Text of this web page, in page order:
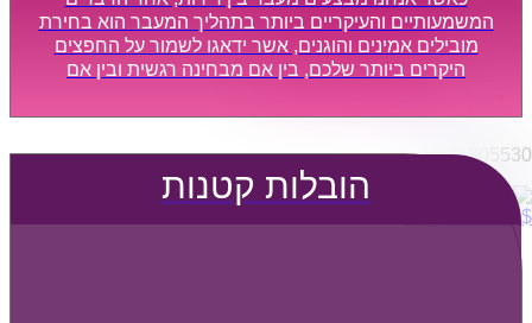
הובלות מפעלים
שירותי הפצה קו חלוקה
קבלני משנה הובלות
0795805530
0$
המשמעותיים והעיקריים ביותר בתהליך המעבר הוא בחירת
מובילים אמינים והוגנים, אשר ידאגו לשמור על החפצים
היקרים ביותר שלכם, בין אם מבחינה רגשית ובין אם
מיותרים, אשר תקל על תהליך המעבר כמה שיותר.
הובלות קטנות